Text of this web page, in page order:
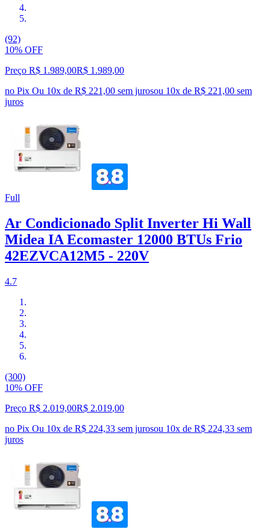
(92)
10% OFF
Preço R$ 1.989,00R$ 1.989,00
no Pix Ou 10x de R$ 221,00 sem jurosou 10x de R$ 221,00 sem
juros
Full
Ar Condicionado Split Inverter Hi Wall
Midea IA Ecomaster 12000 BTUs Frio
42EZVCA12M5 - 220V
4.7
(300)
10% OFF
Preço R$ 2.019,00R$ 2.019,00
no Pix Ou 10x de R$ 224,33 sem jurosou 10x de R$ 224,33 sem
juros